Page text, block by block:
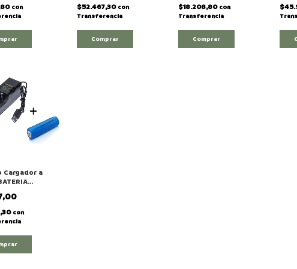
con
Lightning "APBI-
M10C"
$52.467,30 con
Transferencia
$18.208,80 con
Transferencia
Comprar
Cargador a
1200 Mha
con